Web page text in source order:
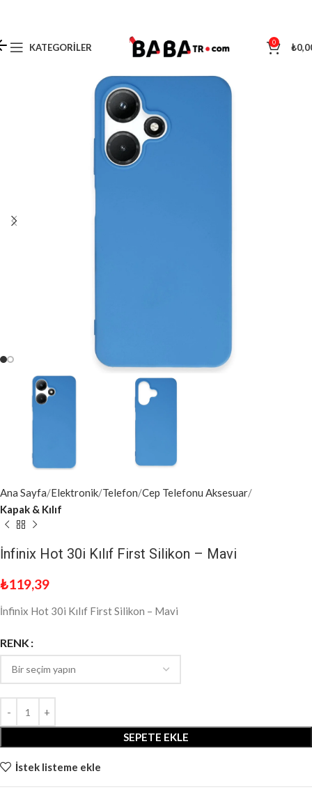
KATEGORILER 0 ₺
Ana Sayfa Elektronik Telefon Cep Telefonu Aksesuar
Kapak & Kılıf
İnfinix Hot 30i Kılıf First Silikon – Mavi
₺119,39
İnfinix Hot 30i Kılıf First Silikon – Mavi
RENK
SEPETE EKLE
İstek listeme ekle